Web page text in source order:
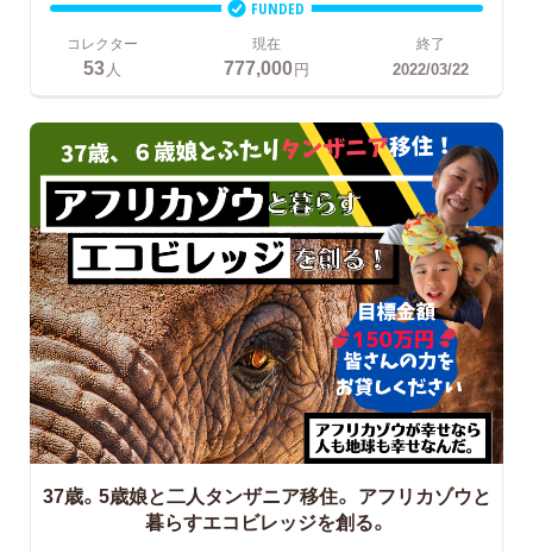
FUNDED
コレクター
53人
現在
777,000円
終了
2022/03/22
37歳。5歳娘と二人タンザニア移住。 アフリカゾウと
暮らすエコビレッジを創る。